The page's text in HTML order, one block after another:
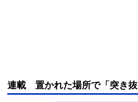
連載 置かれた場所で「突き抜